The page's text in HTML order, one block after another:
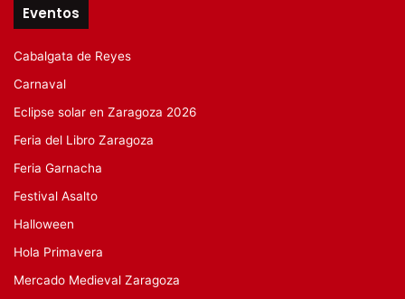
Eventos
Cabalgata de Reyes
Carnaval
Eclipse solar en Zaragoza 2026
Feria del Libro Zaragoza
Feria Garnacha
Festival Asalto
Halloween
Hola Primavera
Mercado Medieval Zaragoza